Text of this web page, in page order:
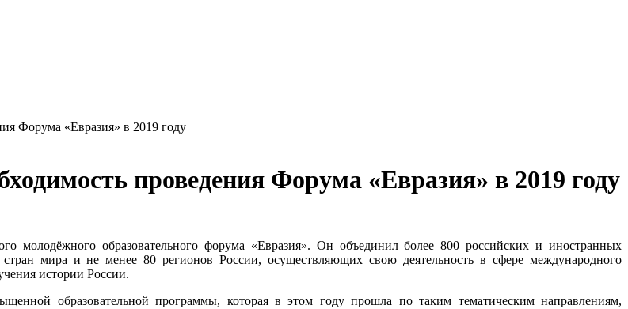
Форума «Евразия» в 2019 году
проведения Форума «Евразия» в 2019 году
молодёжного образовательного форума «Евразия». Он объединил более 800 российских и иностранных
мира и не менее 80 регионов России, осуществляющих свою деятельность в сфере международного
истории России.
образовательной программы, которая в этом году прошла по таким тематическим направлениям,